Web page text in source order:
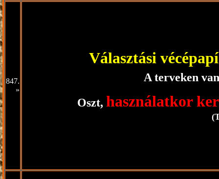
847.
»
Választási
A terveken
Oszt, használatkor